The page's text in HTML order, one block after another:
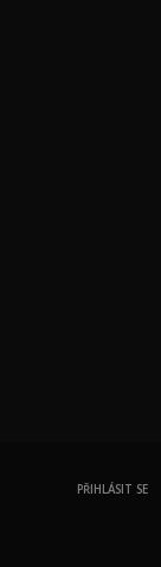
PŘIHLÁSIT SE